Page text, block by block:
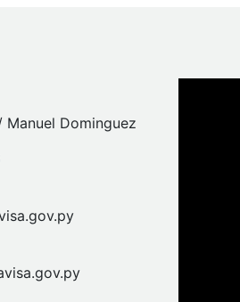
Dominguez